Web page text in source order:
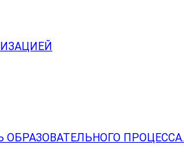
ПРОЦЕССА.